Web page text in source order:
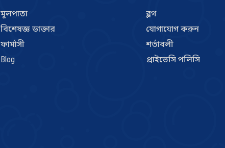
মূলপাতা
বিশেষজ্ঞ ডাক্তার
ফার্মাসী
Blog
ব্লগ
যোগাযোগ করুন
শর্তাবলী
প্রাইভেসি পলিসি